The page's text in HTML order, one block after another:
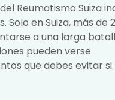
Reumatismo Suiza
en Suiza, más de 2
a una larga
pueden verse
que debes evitar si